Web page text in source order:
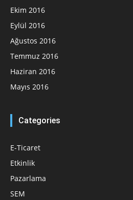
Ekim 2016
Eylül 2016
Ağustos 2016
Temmuz 2016
Haziran 2016
Mayıs 2016
Categories
E-Ticaret
Etkinlik
Pazarlama
SEM